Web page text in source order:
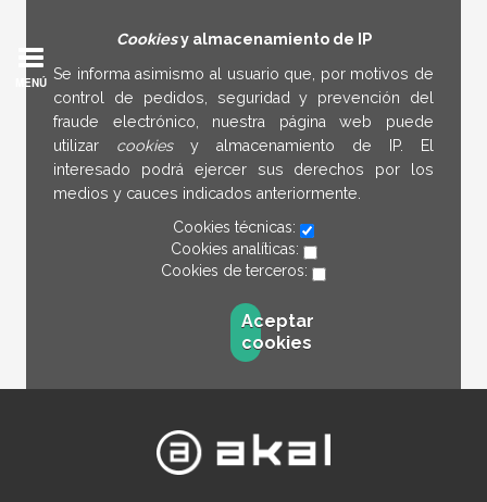
Cookiesy almacenamiento de IP
Se informa asimismo al usuario que, por motivos de
control de pedidos, seguridad y prevención del
fraude electrónico, nuestra página web puede
utilizar cookies y almacenamiento de IP. El
interesado podrá ejercer sus derechos por los
medios y cauces indicados anteriormente.
Cookies técnicas:
Cookies analíticas:
Cookies de terceros:
Aceptar
cookies
MENÚ